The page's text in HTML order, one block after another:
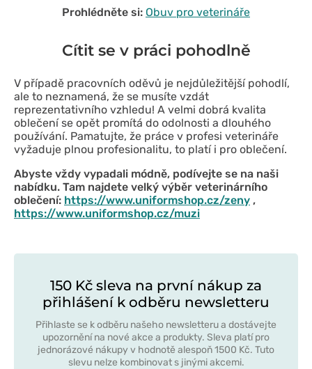
Prohlédněte si: Obuv pro veterináře
Cítit se v práci pohodlně
V případě pracovních oděvů je nejdůležitější pohodlí,
ale to neznamená, že se musíte vzdát
reprezentativního vzhledu! A velmi dobrá kvalita
oblečení se opět promítá do odolnosti a dlouhého
používání. Pamatujte, že práce v profesi veterináře
vyžaduje plnou profesionalitu, to platí i pro oblečení.
Abyste vždy vypadali módně, podívejte se na naši
nabídku. Tam najdete velký výběr veterinárního
oblečení: https://www.uniformshop.cz/zeny ,
https://www.uniformshop.cz/muzi
150 Kč sleva na první nákup za
přihlášení k odběru newsletteru
Přihlaste se k odběru našeho newsletteru a dostávejte
upozornění na nové akce a produkty. Sleva platí pro
jednorázové nákupy v hodnotě alespoň 1500 Kč. Tuto
slevu nelze kombinovat s jinými akcemi.